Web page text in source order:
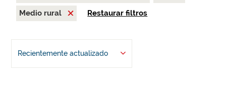
Medio rural
Restaurar filtros
Recientemente actualizado